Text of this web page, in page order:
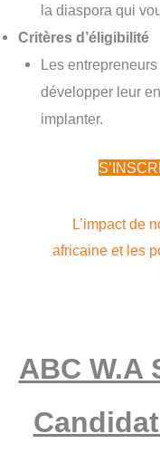
la diaspora qui
Critères d’éligibilité
Les
développer leur
implanter.
L’impact de
africaine et les
ABC W.A